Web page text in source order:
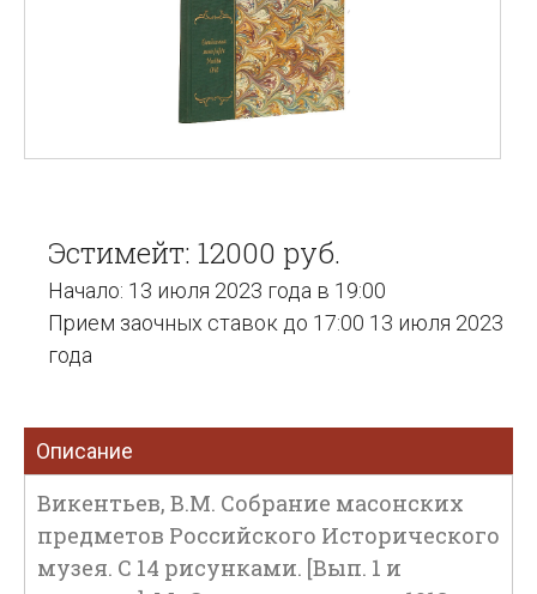
Эстимейт: 12000 руб.
Начало: 13 июля 2023 года в 19:00
Прием заочных ставок до 17:00 13 июля 2023
года
Описание
Викентьев, В.М. Собрание масонских
предметов Российского Исторического
музея. С 14 рисунками. [Вып. 1 и